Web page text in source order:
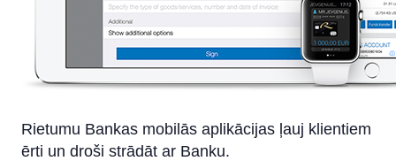
Paziņojumu nosūtīšana (M-Bank)
Identifikācijas sistēma
Rietumu PSD2 API
IBAN kalkulators
Rietumu Bankas mobilās aplikācijas ļauj klientiem
ērti un droši strādāt ar Banku.